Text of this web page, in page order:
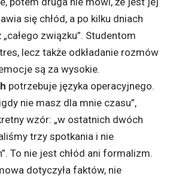
się chłód, a po kilku dniach
związku”. Studentom
lecz także odkładanie rozmów
są za wysokie.
potrzebuje języka operacyjnego.
nie masz dla mnie czasu”,
wzór: „w ostatnich dwóch
trzy spotkania i nie
To nie jest chłód ani formalizm.
dotyczyła faktów, nie